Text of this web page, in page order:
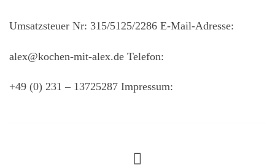
Umsatzsteuer Nr: 315/5125/2286 E-Mail-Adresse:
alex@kochen-mit-alex.de Telefon:
+49 (0) 231 – 13725287 Impressum: